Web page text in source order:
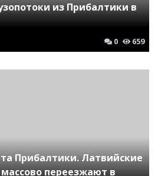
из Прибалтики в
0 659
Прибалтики. Латвийские
переезжают в